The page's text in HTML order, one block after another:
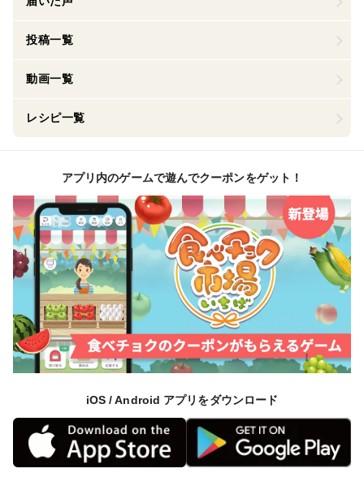
投稿一覧
動画一覧
レシピ一覧
アプリ内のゲームで遊んでクーポンをゲット！
iOS / Android アプリをダウンロード